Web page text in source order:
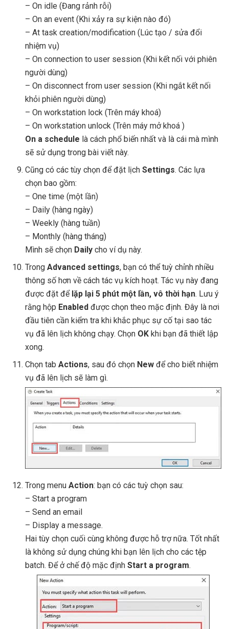
– On idle (Đang rảnh rỗi)
– On an event (Khi xảy ra sự kiện nào đó)
– At task creation/modification (Lúc tạo / sửa đổi
nhiệm vụ)
– On connection to user session (Khi kết nối với phiên
người dùng)
– On disconnect from user session (Khi ngắt kết nối
khỏi phiên người dùng)
– On workstation lock (Trên máy khoá)
– On workstation unlock (Trên máy mở khoá )
On a schedule là cách phổ biến nhất và là cái mà mình
sẽ sử dụng trong bài viết này.
Cũng có các tùy chọn để đặt lịchSettings. Các lựa
chọn bao gồm:
– One time (một lần)
– Daily (hàng ngày)
– Weekly (hàng tuần)
– Monthly (hàng tháng)
Mình sẽ chọn Daily cho ví dụ này.
TrongAdvanced settings, bạn có thể tuỳ chỉnh nhiều
thông số hơn về cách tác vụ kích hoạt. Tác vụ này đang
được đặt để lặp lại 5 phút một lần, vô thời hạn. Lưu ý
rằng hộp Enabledđược chọn theo mặc định. Đây là nơi
đầu tiên cần kiểm tra khi khắc phục sự cố tại sao tác
vụ đã lên lịch không chạy. Chọn OK khi bạn đã thiết lập
xong.
Chọn tabActions, sau đó chọn Newđể cho biết nhiệm
vụ đã lên lịch sẽ làm gì.
Trong menuAction: bạn có các tuỳ chọn sau:
– Start a program
– Send an email
– Display a message.
Hai tùy chọn cuối cùng không được hỗ trợ nữa. Tốt nhất
là không sử dụng chúng khi bạn lên lịch cho các tệp
batch. Để ở chế độ mặc địnhStart a program.